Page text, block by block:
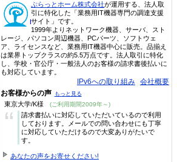
ぷらっとホーム株式会社が運用する、法人取
引に特化した「業務用IT機器専門の調達支援
サイト」です。
1999年よりネットワーク機器、サーバ、スト
レージ、パソコン周辺機器、PCパーツ、ソフトウェ
ア、ライセンスなど、業務用IT機器中心に販売。品揃え
は業界トップクラスの約5.5万点です。法人取引に特化
し、学校・官公庁・一般法人のお客様の請求書後払いに
も対応しています。
IPv6への取り組み 会社概要
お客様からの声 もっと見る
東京大学/K様 (ご利用期間2009年～)
“
請求書払いに対応していただいているので利用
しております。メールでの問い合わせにも丁寧
に対応していただけるので大変ありがたいで
す。
あなたの声をお寄せください!